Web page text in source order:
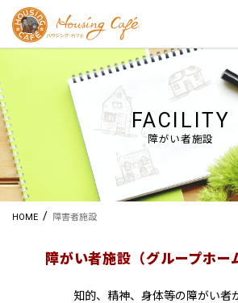
HOME / 障害者施設
FACILITY
障がい者施設
障がい者施設（グループホー
知的、精神、身体等の障がい者